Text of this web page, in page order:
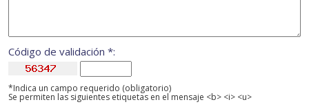
Código de validación *:
*Indica un campo requerido (obligatorio)
Se permiten las siguientes etiquetas en el mensaje <b> <i> <u>